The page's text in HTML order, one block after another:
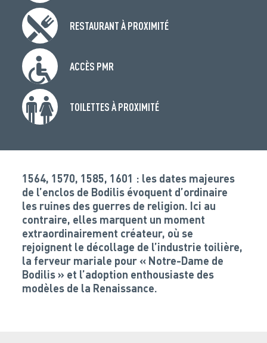
RESTAURANT À PROXIMITÉ
ACCÈS PMR
TOILETTES À PROXIMITÉ
1564, 1570, 1585, 1601 : les dates majeures
de l’enclos de Bodilis évoquent d’ordinaire
les ruines des guerres de religion. Ici au
contraire, elles marquent un moment
extraordinairement créateur, où se
rejoignent le décollage de l’industrie toilière,
la ferveur mariale pour « Notre-Dame de
Bodilis » et l’adoption enthousiaste des
modèles de la Renaissance.